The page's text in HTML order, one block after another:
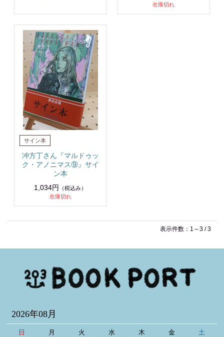
在庫切れ
冲方丁さん『マルドゥッ
ク・アノニマス⑨』サイ
ン本
1,034円
（税込み）
在庫切れ
表示件数：1～3 / 3
2026年08月
日 月 火 水 木 金 土